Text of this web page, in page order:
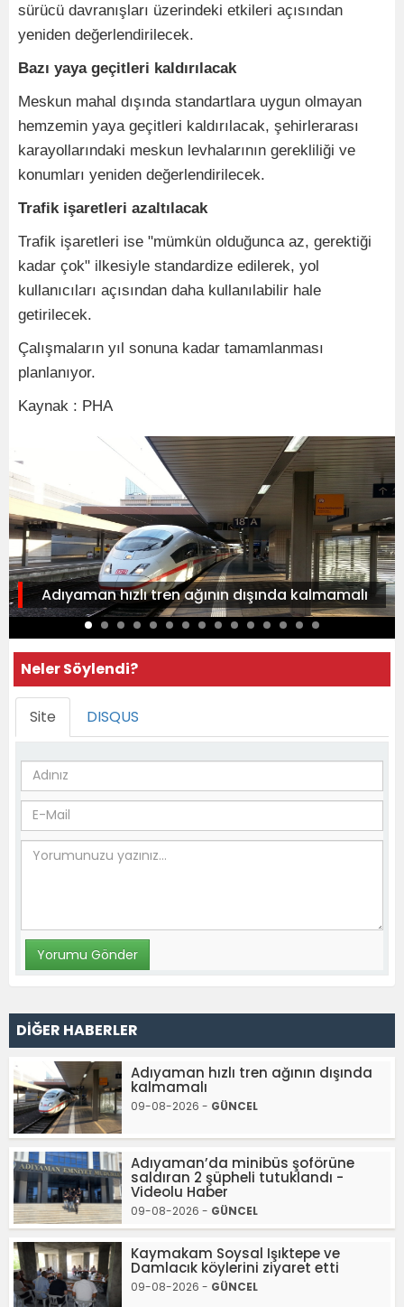
sürücü davranışları üzerindeki etkileri açısından
yeniden değerlendirilecek.
Bazı yaya geçitleri kaldırılacak
Meskun mahal dışında standartlara uygun olmayan
hemzemin yaya geçitleri kaldırılacak, şehirlerarası
karayollarındaki meskun levhalarının gerekliliği ve
konumları yeniden değerlendirilecek.
Trafik işaretleri azaltılacak
Trafik işaretleri ise "mümkün olduğunca az, gerektiği
kadar çok" ilkesiyle standardize edilerek, yol
kullanıcıları açısından daha kullanılabilir hale
getirilecek.
Çalışmaların yıl sonuna kadar tamamlanması
planlanıyor.
Kaynak : PHA
Adıyaman hızlı tren ağının dışında kalmamalı
Neler Söylendi?
Site DISQUS
DİĞER HABERLER
Adıyaman hızlı tren ağının dışında
kalmamalı
09-08-2026 - GÜNCEL
Adıyaman’da minibüs şoförüne
saldıran 2 şüpheli tutuklandı -
Videolu Haber
09-08-2026 - GÜNCEL
Kaymakam Soysal Işıktepe ve
Damlacık köylerini ziyaret etti
09-08-2026 - GÜNCEL